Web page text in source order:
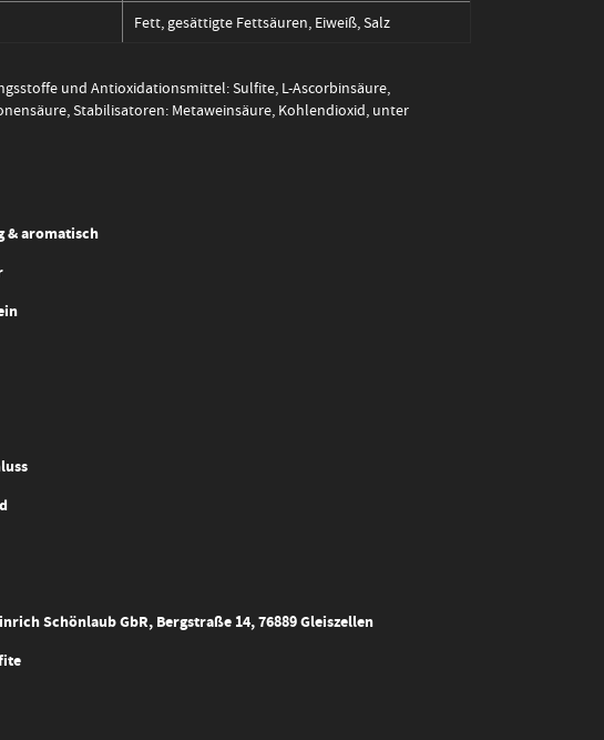
Fett, gesättigte Fettsäuren, Eiweiß, Salz
und Antioxidationsmittel: Sulfite, L-Ascorbinsäure,
Stabilisatoren: Metaweinsäure, Kohlendioxid, unter
aromatisch
Schönlaub GbR, Bergstraße 14, 76889 Gleiszellen